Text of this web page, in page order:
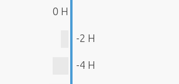
0 H
-2 H
-4 H